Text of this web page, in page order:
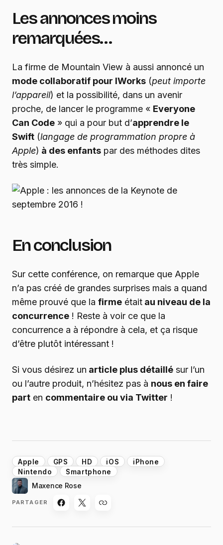
Les annonces moins
remarquées…
La firme de Mountain View à aussi annoncé un
mode collaboratif pour IWorks (peut importe
l’appareil) et la possibilité, dans un avenir
proche, de lancer le programme « Everyone
Can Code » qui a pour but d’apprendre le
Swift (langage de programmation propre à
Apple) à des enfants par des méthodes dites
très simple.
En conclusion
Sur cette conférence, on remarque que Apple
n’a pas créé de grandes surprises mais a quand
même prouvé que la firme était au niveau de la
concurrence ! Reste à voir ce que la
concurrence a à répondre à cela, et ça risque
d’être plutôt intéressant !
Si vous désirez un article plus détaillé sur l’un
ou l’autre produit, n’hésitez pas à nous en faire
part en commentaire ou via Twitter !
Apple GPS HD iOS
iPhone
Nintendo
Smartphone
Maxence Rose
PARTAGER